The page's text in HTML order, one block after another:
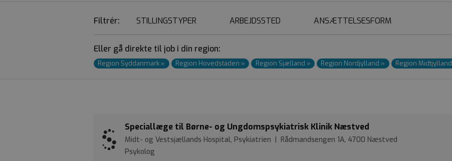
Filtrér: STILLINGSTYPER ARBEJDSSTED ANSÆTTELSESFORM
Eller gå direkte til job i din region:
Region Syddanmark » Region Hovedstaden » Region Sjælland » Region Nordjylland » Region Midtjylland
Speciallæge til Børne- og Ungdomspsykiatrisk Klinik Næstved
Midt- og Vestsjællands Hospital, Psykiatrien | Rådmandsengen 1A, 4700 Næstved
Psykolog